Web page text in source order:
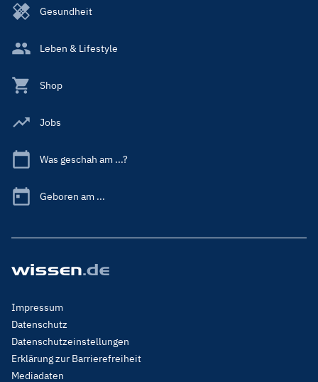
Gesundheit
Leben & Lifestyle
Shop
Jobs
Was geschah am ...?
Geboren am ...
Footer
Menu
Legal
Impressum
Datenschutz
Datenschutzeinstellungen
Erklärung zur Barrierefreiheit
Mediadaten